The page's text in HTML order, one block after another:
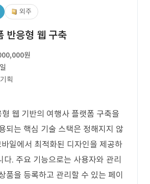
외주
반응형 웹 구축
원
획
웹 기반의 여행사 플랫폼 구축을
되는 핵심 기술 스택은 정해지지 않
일에서 최적화된 디자인을 제공하
다. 주요 기능으로는 사용자와 관리
품을 등록하고 관리할 수 있는 페이